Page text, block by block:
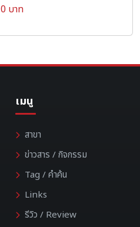
0 บาท
เมนู
สาขา
ข่าวสาร / กิจกรรม
Tag / คำค้น
Links
รีวิว / Review